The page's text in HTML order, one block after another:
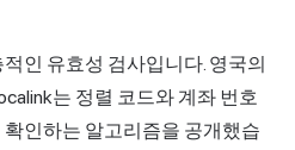
인 유효성 검사입니다. 영국의
는 정렬 코드와 계좌 번호
인하는 알고리즘을 공개했습